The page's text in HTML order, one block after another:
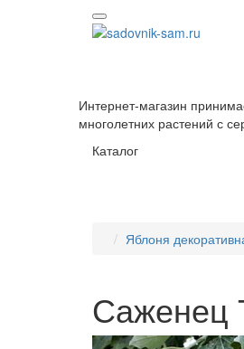
Интернет-магазин
многолетних растений с
Каталог
Яблоня
Саженец